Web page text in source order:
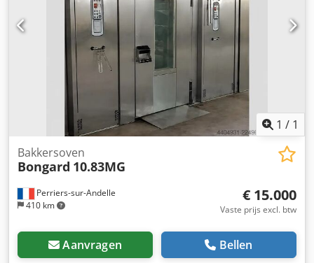
1 / 1
Perriers-sur-Andelle
410 km
Bakkersoven
Bongard 10.83MG
€ 15.000
Vaste prijs excl. btw
Aanvragen Bellen